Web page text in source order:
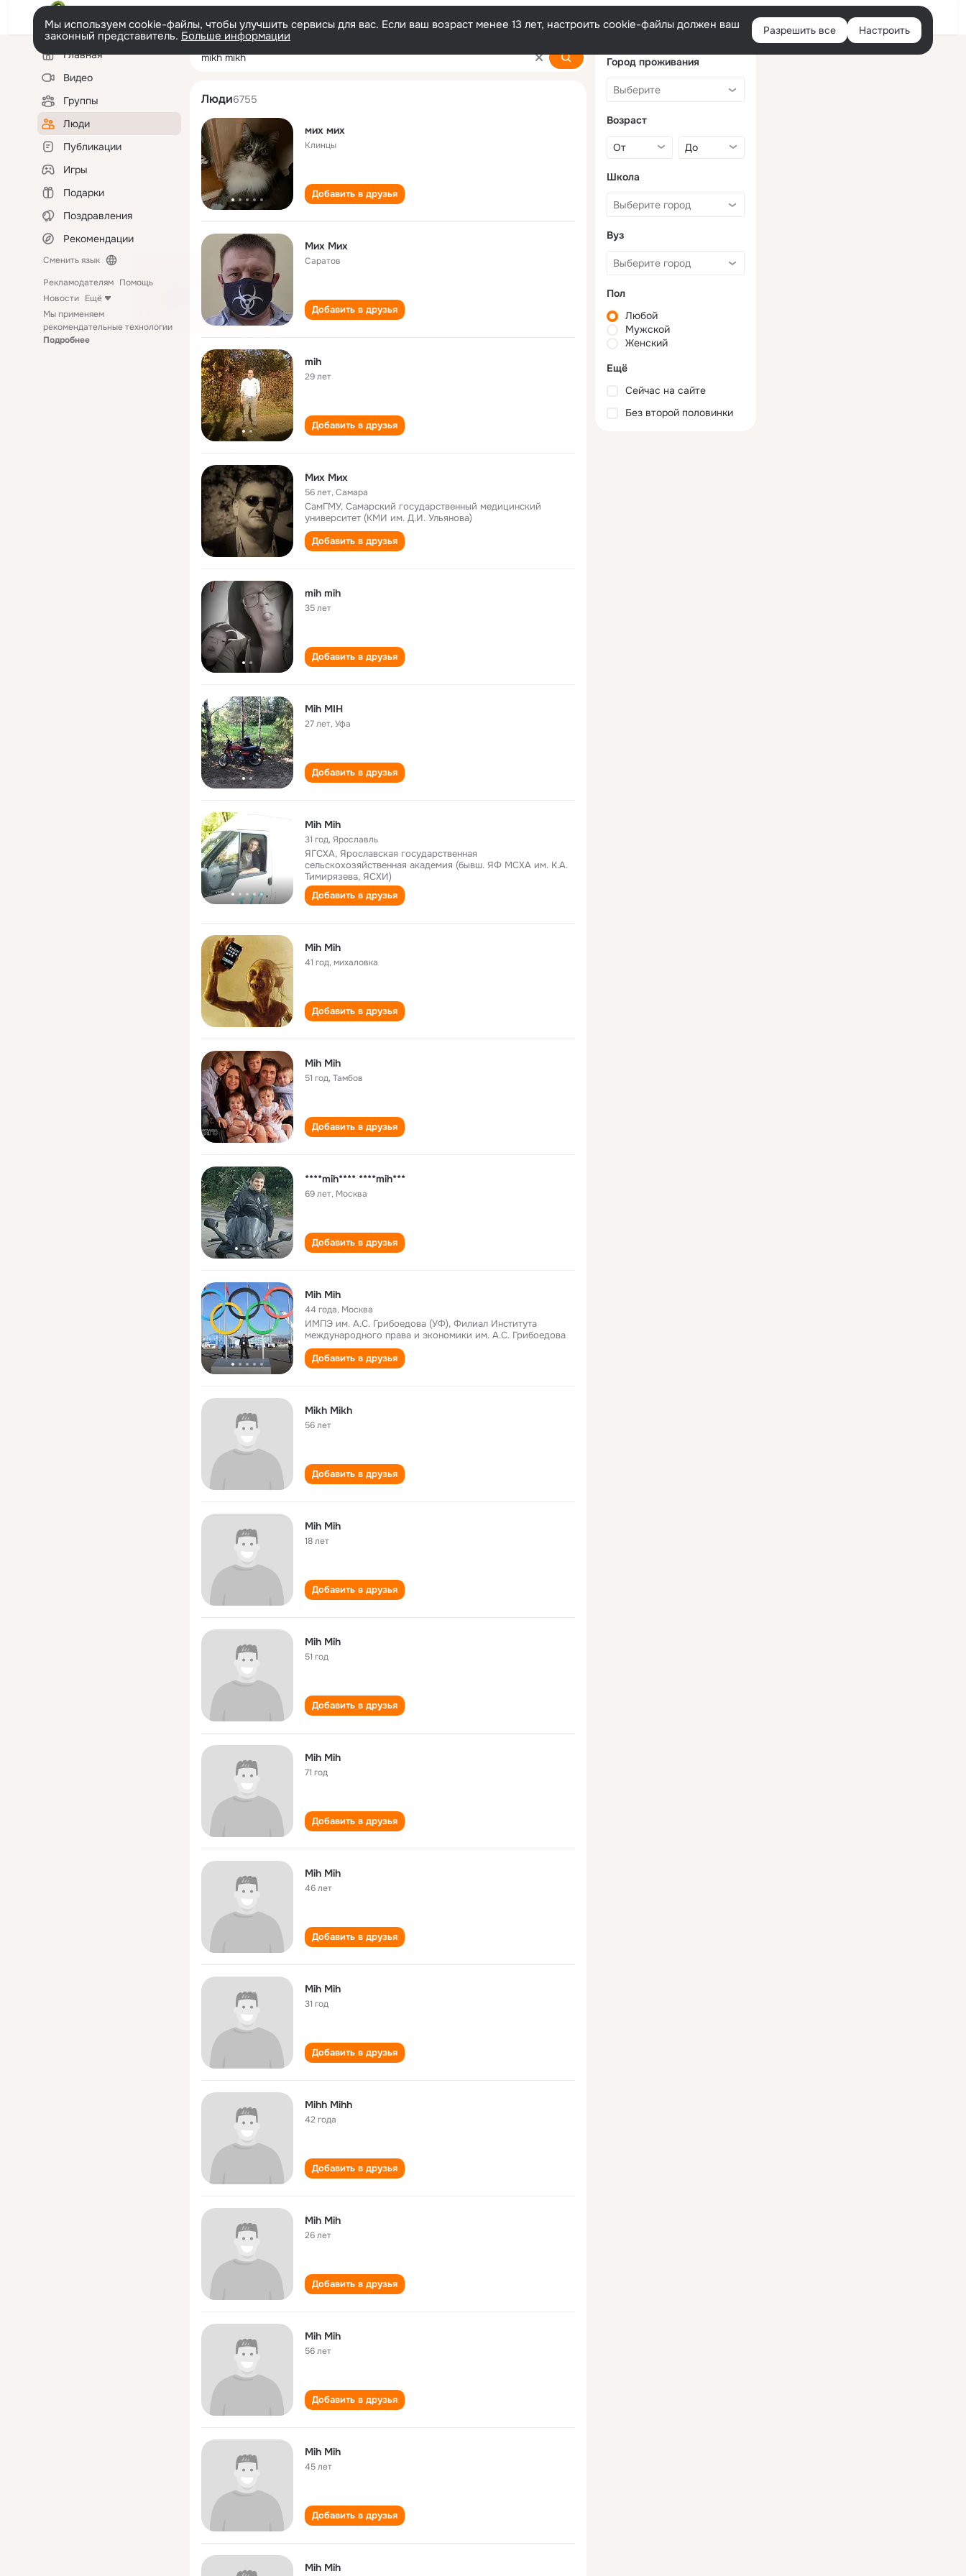
Войти
Мы используем cookie-файлы, чтобы улучшить сервисы для вас. Если ваш возраст менее 13 лет, настроить cookie-файлы должен ваш
законный представитель. Больше информации Разрешить все Настроить
Левая
колонкаГлавная
Видео
Группы
Люди
Публикации
Игры
Подарки
Поздравления
Рекомендации
Сменить язык
Рекламодателям Помощь
Новости Ещё
Мы применяем
рекомендательные технологии
Подробнее
mikh mikh
Люди6755
мих мих
Клинцы
Добавить в друзья
Мих Мих
Саратов
Добавить в друзья
mih
29 лет
Добавить в друзья
Мих Мих
56 лет,Самара
СамГМУ, Самарский государственный медицинский
университет (КМИ им. Д.И. Ульянова)
Добавить в друзья
mih mih
35 лет
Добавить в друзья
Mih MIH
27 лет,Уфа
Добавить в друзья
Mih Mih
31 год,Ярославль
ЯГСХА, Ярославская государственная
сельскохозяйственная академия (бывш. ЯФ МСХА им. К.А.
Тимирязева, ЯСХИ)
Добавить в друзья
Mih Mih
41 год,михаловка
Добавить в друзья
Mih Mih
51 год,Тамбов
Добавить в друзья
****mih**** ****mih***
69 лет, Москва
Добавить в друзья
Mih Mih
44 года, Москва
ИМПЭ им. А.С. Грибоедова (УФ), Филиал Института
международного права и экономики им. А.С. Грибоедова
Добавить в друзья
Mikh Mikh
56 лет
Добавить в друзья
Mih Mih
18 лет
Добавить в друзья
Mih Mih
51 год
Добавить в друзья
Mih Mih
71 год
Добавить в друзья
Mih Mih
46 лет
Добавить в друзья
Mih Mih
31 год
Добавить в друзья
Mihh Mihh
42 года
Добавить в друзья
Mih Mih
26 лет
Добавить в друзья
Mih Mih
56 лет
Добавить в друзья
Mih Mih
45 лет
Добавить в друзья
Mih Mih
Город проживания
Возраст
Школа
Вуз
Пол
Любой
Мужской
Женский
Ещё
Сейчас на сайте
Без второй половинки